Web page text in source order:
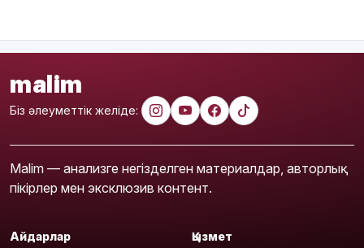
malim
Біз әлеуметтік желіде:
Malim — анализге негізделген материалдар, авторлық
пікірлер мен эксклюзив контент.
Айдарлар Қызмет